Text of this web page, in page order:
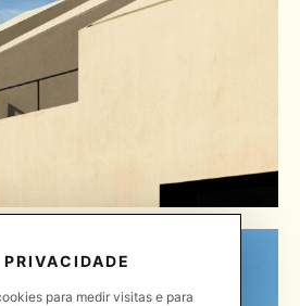
PRIVACIDADE
para medir visitas e para